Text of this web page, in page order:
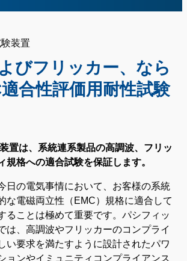
装置
びフリッカー、なら
合性評価用耐性試験
置は、系統連系製品の高調波、フリッ
規格への適合試験を保証します。
日の電気事情において、お客様の系統
な電磁両立性（EMC）規格に適合して
ることは極めて重要です。パシフィッ
は、高調波やフリッカーのコンプライ
い要求を満たすように設計されたパワ
ョンやイミュニティコンプライアンス